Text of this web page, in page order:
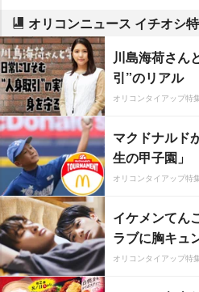
オリコンニュース イチオシ
川島海荷さん
引”のリアル
オリコンタイアップ特
マクドナルド
生の甲子園」
オリコンタイアップ特
イケメンてん
ラブに胸キュ
オリコンタイアップ特